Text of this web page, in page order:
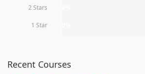
2 Stars
1 Star
Recent Courses